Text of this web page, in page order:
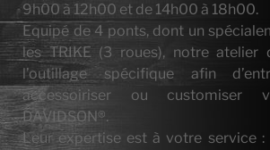
9h00 à 12h00 et de 14h00 à 18h00.
Equipé de 4 ponts, dont un
les TRIKE (3 roues), notre atelier
l’outillage spécifique afin
accessoiriser ou customiser
DAVIDSON®.
Leur expertise est à votre service